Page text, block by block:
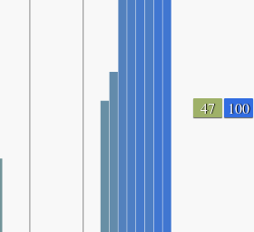
47 100